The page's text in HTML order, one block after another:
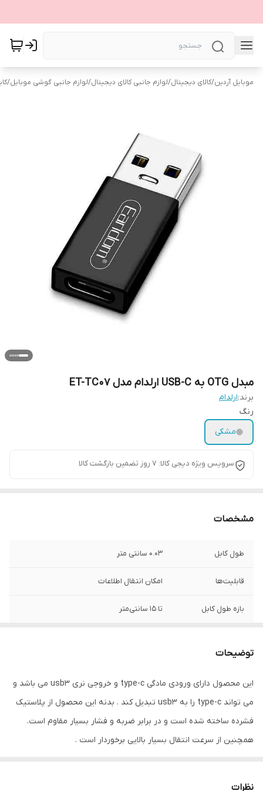
موبایل آردین/کالای دیجیتال/لوازم جانبی کالای دیجیتال/لوازم جانبی گوشی موبایل/
مبدل OTG به USB-C ارلدام مدل ET-TC07
برند:ارلدام
رنگ
مشکی
سرویس ویژه دیجی کالا: 7 روز تضمین بازگشت کالا
مشخصات
طول کابل 0.03 سانتی متر
قابلیت‌ها امکان انتقال اطلاعات
بازه طول کابل تا 15 سانتی‌متر
توضیحات
این محصول دارای ورودی مادگی type-c و خروجی نری usb3 می باشد و
می تواند type-c را به usb3 تبدیل کند . بدنه این محصول از پلاستیک
فشرده ساخته شده است و در برابر ضربه و فشار بسیار مقاوم است.
همچنین از سرعت انتقال بسیار بالایی برخوردار است .
نظرات